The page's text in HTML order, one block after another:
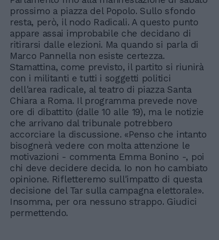
prossimo a piazza del Popolo. Sullo sfondo
resta, però, il nodo Radicali. A questo punto
appare assai improbabile che decidano di
ritirarsi dalle elezioni. Ma quando si parla di
Marco Pannella non esiste certezza.
Stamattina, come previsto, il partito si riunirà
con i militanti e tutti i soggetti politici
dell'area radicale, al teatro di piazza Santa
Chiara a Roma. Il programma prevede nove
ore di dibattito (dalle 10 alle 19), ma le notizie
che arrivano dal tribunale potrebbero
accorciare la discussione. «Penso che intanto
bisognerà vedere con molta attenzione le
motivazioni - commenta Emma Bonino -, poi
chi deve decidere decida. Io non ho cambiato
opinione. Rifletteremo sull'impatto di questa
decisione del Tar sulla campagna elettorale».
Insomma, per ora nessuno strappo. Giudici
permettendo.